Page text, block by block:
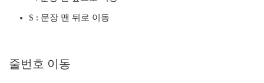
$ : 문장 맨 뒤로 이동
줄번호 이동